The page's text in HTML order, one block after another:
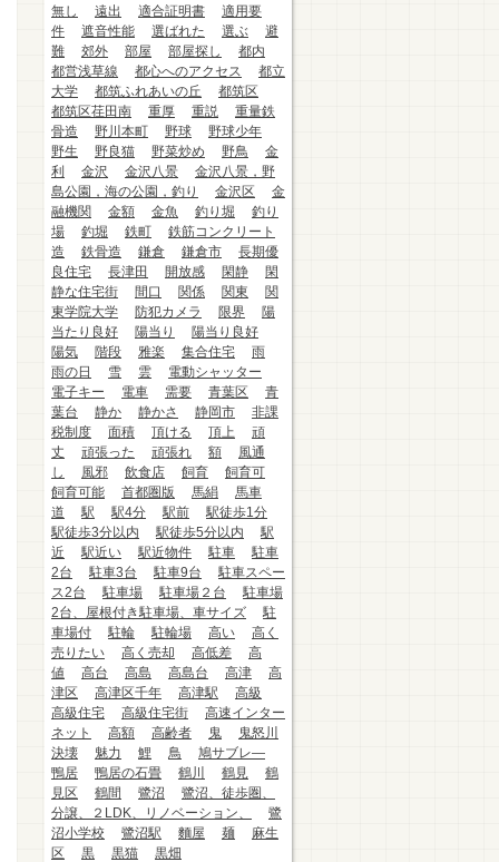
無し
遠出 適合証明書
適用要
件
遮音性能 選ばれた 選ぶ
避
難
郊外 部屋 部屋探し
都内
都営浅草線
都心へのアクセス
都立
大学
都筑ふれあいの丘
都筑区
都筑区荏田南
重厚 重説
重量鉄
骨造
野川本町 野球
野球少年
野生
野良猫 野菜炒め 野鳥
金
利
金沢 金沢八景
金沢八景，野
島公園，海の公園，釣り
金沢区
金
融機関
金額 金魚 釣り堀
釣り
場
釣堀 鉄町
鉄筋コンクリート
造
鉄骨造 鎌倉 鎌倉市
長期優
良住宅
長津田 開放感 閑静
閑
静な住宅街
間口 関係 関東
関
東学院大学
防犯カメラ 限界
陽
当たり良好
陽当り
陽当り良好
陽気
階段 雅楽 集合住宅
雨
雨の日
雪 雲
電動シャッター
電子キー
電車 需要 青葉区
青
葉台
静か 静かさ 静岡市
非課
税制度
面積 頂ける 頂上
頑
丈
頑張った 頑張れ 額
風通
し
風邪 飲食店 飼育
飼育可
飼育可能
首都圏版 馬絹
馬車
道
駅 駅4分 駅前
駅徒歩1分
駅徒歩3分以内
駅徒歩5分以内
駅
近
駅近い 駅近物件 駐車
駐車
2台
駐車3台 駐車9台
駐車スペー
ス2台
駐車場 駐車場２台
駐車場
2台、屋根付き駐車場、車サイズ
駐
車場付
駐輪 駐輪場 高い
高く
売りたい
高く売却 高低差
高
値
高台 高島 高島台 高津
高
津区
高津区千年 高津駅
高級
高級住宅
高級住宅街
高速インター
ネット
高額 高齢者 鬼
鬼怒川
決壊
魅力 鯉 鳥
鳩サブレ―
鴨居
鴨居の石畳 鶴川 鶴見
鶴
見区
鶴間 鷺沼
鷺沼、徒歩圏、
分譲、２LDK、リノベーション、
鷺
沼小学校
鷺沼駅 麵屋 麺
麻生
区
黒 黒猫 黒畑